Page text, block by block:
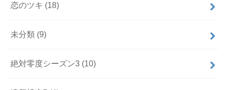
恋のツキ (18)
未分類 (9)
絶対零度シーズン3 (10)